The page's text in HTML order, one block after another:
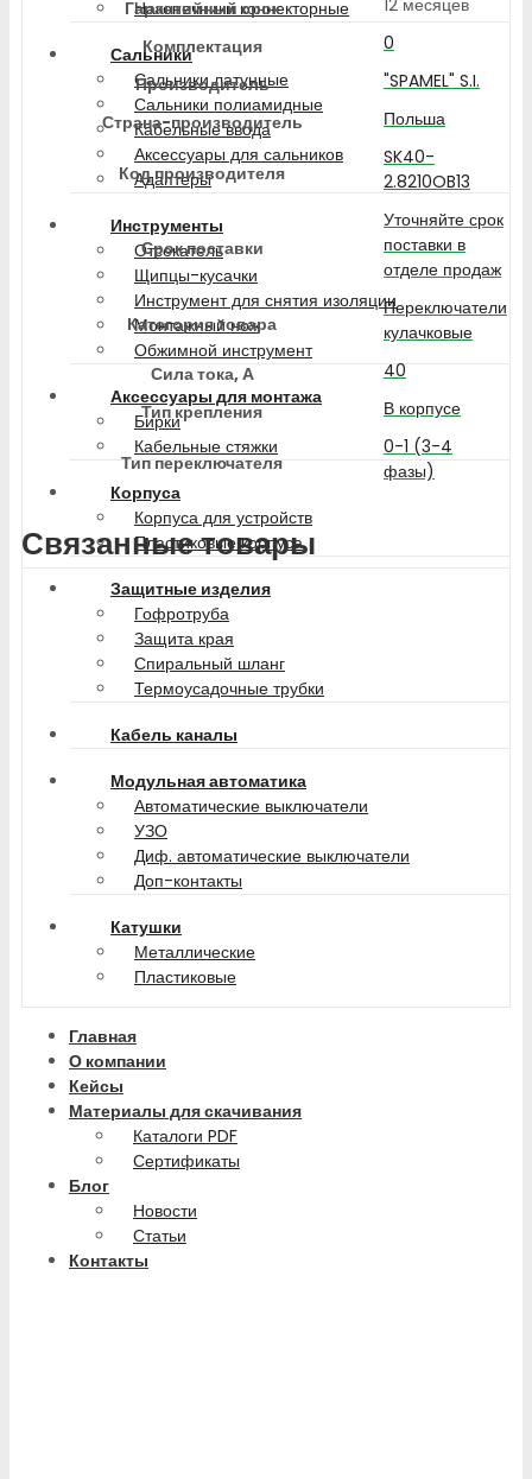
Наконечники коннекторные
Сальники
Сальники латунные
Сальники полиамидные
Кабельные ввода
Аксессуары для сальников
Адаптеры
Инструменты
Отсекатель
Щипцы-кусачки
Инструмент для снятия изоляции
Монтажный нож
Обжимной инструмент
Аксессуары для монтажа
Бирки
Кабельные стяжки
Корпуса
Корпуса для устройств
Пластиковые корпуса
Защитные изделия
Гофротруба
Защита края
Спиральный шланг
Термоусадочные трубки
Кабель каналы
Модульная автоматика
Автоматические выключатели
УЗО
Диф. автоматические выключатели
Доп-контакты
Катушки
Металлические
Пластиковые
Главная
О компании
Кейсы
Материалы для скачивания
Каталоги PDF
Сертификаты
Блог
Новости
Статьи
Контакты
Гарантийный срок
Комплектация
0
Производитель
"SPAMEL" S.I.
Страна-производитель
Польша
Код производителя
SK40-
2.8210OB13
Срок поставки
Уточняйте срок
поставки в
отделе продаж
Категория товара
Переключатели
кулачковые
Сила тока, А
40
Тип крепления
В корпусе
Тип переключателя
0-1 (3-4
фазы)
Связанные товары